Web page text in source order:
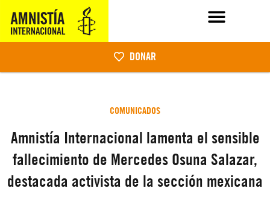
DONAR
COMUNICADOS
Amnistía Internacional lamenta el sensible
fallecimiento de Mercedes Osuna Salazar,
destacada activista de la sección mexicana